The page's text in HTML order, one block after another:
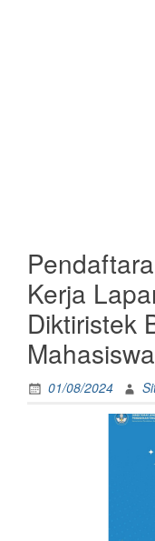
Kerja
Diktiristek
01/08/2024